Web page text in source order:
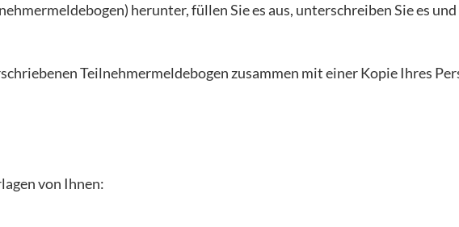
herunter, füllen Sie es aus, unterschreiben Sie es und
Teilnehmermeldebogen zusammen mit einer Kopie Ihres
von Ihnen: